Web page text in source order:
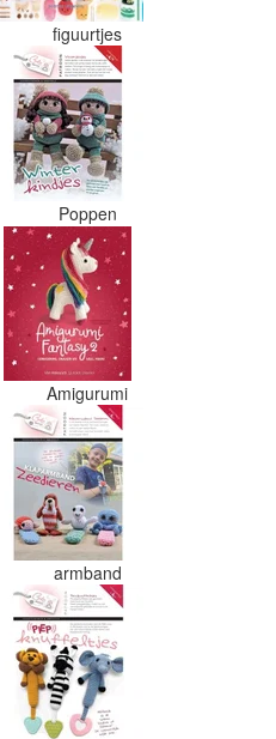
figuurtjes
Poppen
Amigurumi
armband